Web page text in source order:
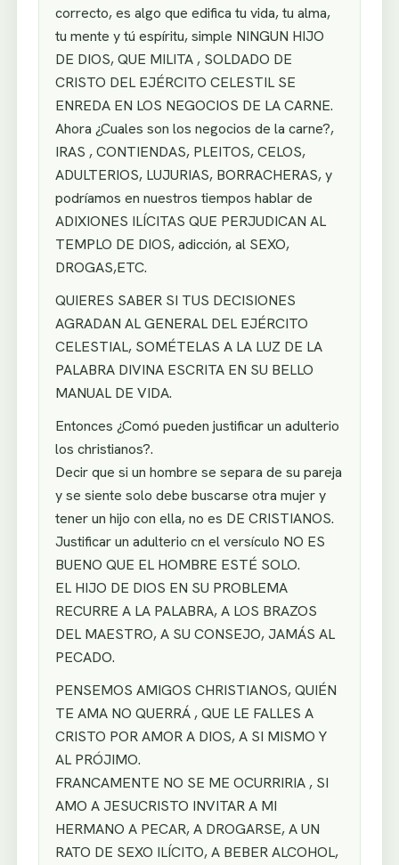
correcto, es algo que edifica tu vida, tu alma,
tu mente y tú espíritu, simple NINGUN HIJO
DE DIOS, QUE MILITA , SOLDADO DE
CRISTO DEL EJÉRCITO CELESTIL SE
ENREDA EN LOS NEGOCIOS DE LA CARNE.
Ahora ¿Cuales son los negocios de la carne?,
IRAS , CONTIENDAS, PLEITOS, CELOS,
ADULTERIOS, LUJURIAS, BORRACHERAS, y
podríamos en nuestros tiempos hablar de
ADIXIONES ILÍCITAS QUE PERJUDICAN AL
TEMPLO DE DIOS, adicción, al SEXO,
DROGAS,ETC.
QUIERES SABER SI TUS DECISIONES
AGRADAN AL GENERAL DEL EJÉRCITO
CELESTIAL, SOMÉTELAS A LA LUZ DE LA
PALABRA DIVINA ESCRITA EN SU BELLO
MANUAL DE VIDA.
Entonces ¿Comó pueden justificar un adulterio
los christianos?.
Decir que si un hombre se separa de su pareja
y se siente solo debe buscarse otra mujer y
tener un hijo con ella, no es DE CRISTIANOS.
Justificar un adulterio cn el versículo NO ES
BUENO QUE EL HOMBRE ESTÉ SOLO.
EL HIJO DE DIOS EN SU PROBLEMA
RECURRE A LA PALABRA, A LOS BRAZOS
DEL MAESTRO, A SU CONSEJO, JAMÁS AL
PECADO.
PENSEMOS AMIGOS CHRISTIANOS, QUIÉN
TE AMA NO QUERRÁ , QUE LE FALLES A
CRISTO POR AMOR A DIOS, A SI MISMO Y
AL PRÓJIMO.
FRANCAMENTE NO SE ME OCURRIRIA , SI
AMO A JESUCRISTO INVITAR A MI
HERMANO A PECAR, A DROGARSE, A UN
RATO DE SEXO ILÍCITO, A BEBER ALCOHOL,